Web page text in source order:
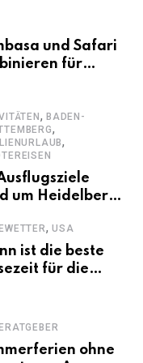
und Safari
für
Urlaub
, BADEN-
,
,
um Heidelberg,
, USA
ist die beste
für die
ohne